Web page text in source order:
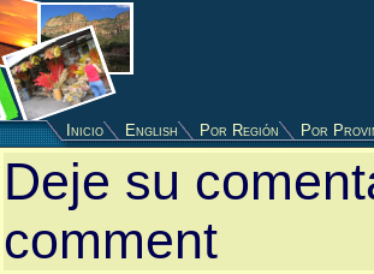
Inicio English Por Región Por
Deje su
comment